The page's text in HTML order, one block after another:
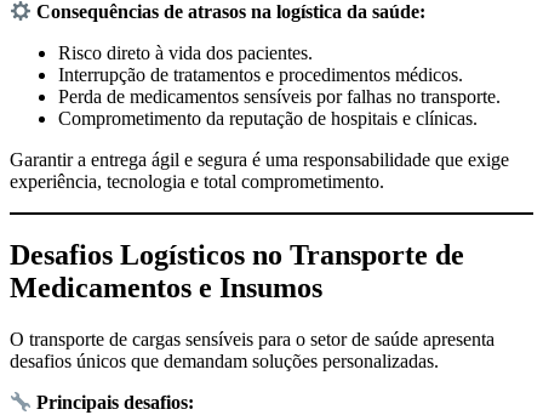
Consequências de atrasos na logística da saúde:
Risco direto à vida dos pacientes.
Interrupção de tratamentos e procedimentos médicos.
Perda de medicamentos sensíveis por falhas no transporte.
Comprometimento da reputação de hospitais e clínicas.
Garantir a entrega ágil e segura é uma responsabilidade que exige
experiência, tecnologia e total comprometimento.
Desafios Logísticos no Transporte de
Medicamentos e Insumos
O transporte de cargas sensíveis para o setor de saúde apresenta
desafios únicos que demandam soluções personalizadas.
Principais desafios: